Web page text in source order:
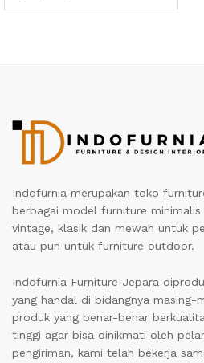
Indofurnia merupakan toko
berbagai model furniture
vintage, klasik dan mewah untuk
atau pun untuk furniture outdoor.
Indofurnia Furniture Jepara
yang handal di bidangnya masing-
produk yang benar-benar
tinggi agar bisa dinikmati oleh
pengiriman, kami telah bekerja